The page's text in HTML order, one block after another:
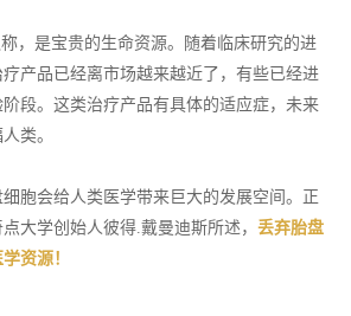
，是宝贵的生命资源。随着临床研究的进
产品已经离市场越来越近了，有些已经进
段。这类治疗产品有具体的适应症，未来
类。
胞会给人类医学带来巨大的发展空间。正
大学创始人彼得.戴曼迪斯所述， 丢弃胎盘
资源！